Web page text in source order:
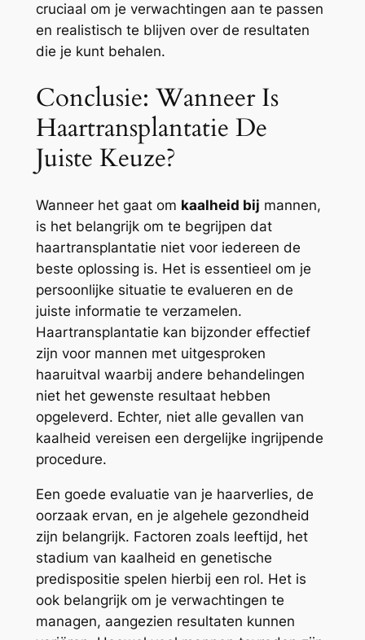
cruciaal om je verwachtingen aan te passen
en realistisch te blijven over de resultaten
die je kunt behalen.
Conclusie: Wanneer Is
Haartransplantatie De
Juiste Keuze?
Wanneer het gaat om kaalheid bij mannen,
is het belangrijk om te begrijpen dat
haartransplantatie niet voor iedereen de
beste oplossing is. Het is essentieel om je
persoonlijke situatie te evalueren en de
juiste informatie te verzamelen.
Haartransplantatie kan bijzonder effectief
zijn voor mannen met uitgesproken
haaruitval waarbij andere behandelingen
niet het gewenste resultaat hebben
opgeleverd. Echter, niet alle gevallen van
kaalheid vereisen een dergelijke ingrijpende
procedure.
Een goede evaluatie van je haarverlies, de
oorzaak ervan, en je algehele gezondheid
zijn belangrijk. Factoren zoals leeftijd, het
stadium van kaalheid en genetische
predispositie spelen hierbij een rol. Het is
ook belangrijk om je verwachtingen te
managen, aangezien resultaten kunnen